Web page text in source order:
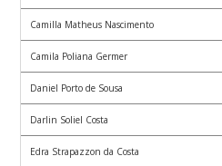
Camilla Matheus Nascimento
Camila Poliana Germer
Daniel Porto de Sousa
Darlin Soliel Costa
Edra Strapazzon da Costa